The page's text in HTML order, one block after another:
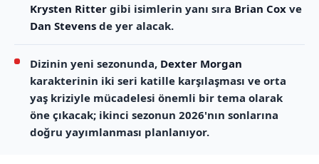
Krysten Ritter gibi isimlerin yanı sıra Brian Cox ve
Dan Stevens de yer alacak.
Dizinin yeni sezonunda, Dexter Morgan
karakterinin iki seri katille karşılaşması ve orta
yaş kriziyle mücadelesi önemli bir tema olarak
öne çıkacak; ikinci sezonun 2026'nın sonlarına
doğru yayımlanması planlanıyor.